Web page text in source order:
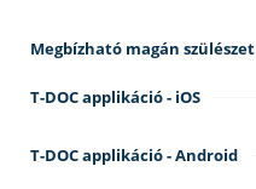
Megbízható magán szülészet
T-DOC applikáció - iOS
T-DOC applikáció - Android